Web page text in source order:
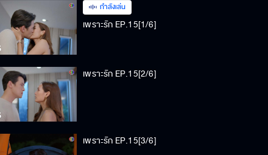
กำลังเล่น
เพราะรัก EP.15[1/6]
เพราะรัก EP.15[2/6]
เพราะรัก EP.15[3/6]